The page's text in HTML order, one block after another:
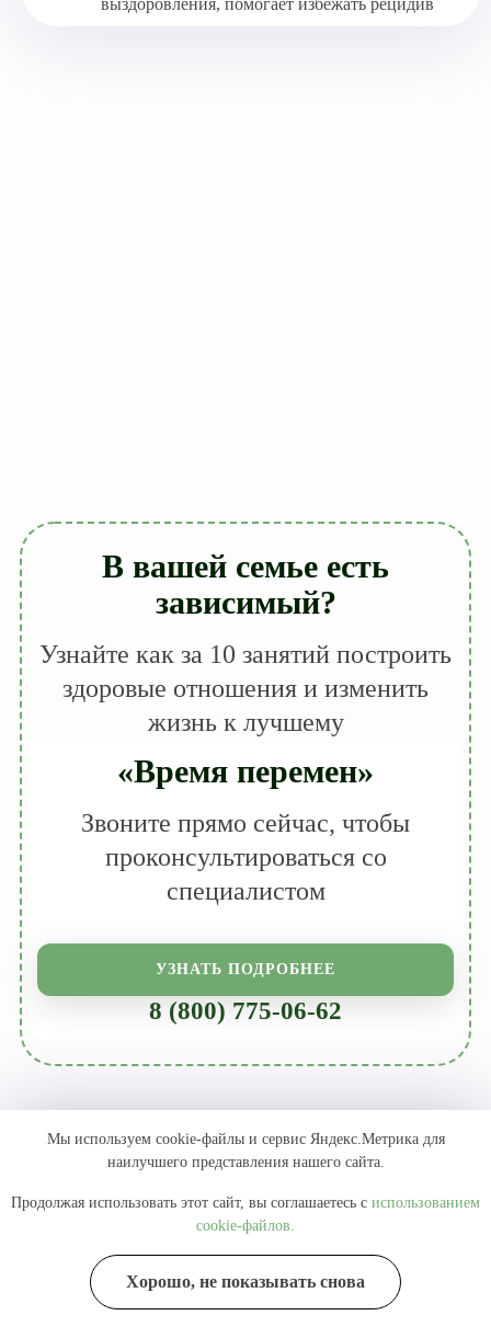
выздоровления, помогает избежать рецидив
В вашей семье есть
зависимый?
Узнайте как за 10 занятий построить
здоровые отношения и изменить
жизнь к лучшему
«Время перемен»
Звоните прямо сейчас, чтобы
проконсультироваться со
специалистом
УЗНАТЬ ПОДРОБНЕЕ
8 (800) 775-06-62
8 (800) 775-07-24
Казань, улица Рихарда Зорге, 13Г
kazan@narkopomoch.ru
ЗАПИСАТЬ ОНЛАЙН ПОЗВОНИТЬ
Мы используем cookie-файлы и сервис Яндекс.Метрика для
наилучшего представления нашего сайта.
Продолжая использовать этот сайт, вы соглашаетесь с использованием
cookie-файлов.
Хорошо, не показывать снова